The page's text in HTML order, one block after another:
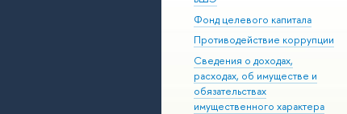
Фонд целевого капитала
Противодействие коррупции
Сведения о доходах,
расходах, об имуществе и
обязательствах
имущественного характера